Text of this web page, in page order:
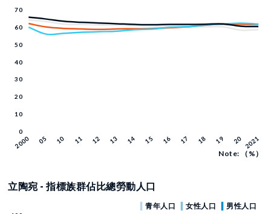
Note: （%）
立陶宛 - 指標族群佔比總勞動人口